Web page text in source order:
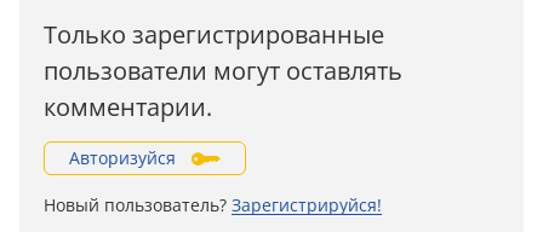
Только зарегистрированные
пользователи могут оставлять
комментарии.
Авторизуйся
Новый пользователь? Зарегистрируйся!